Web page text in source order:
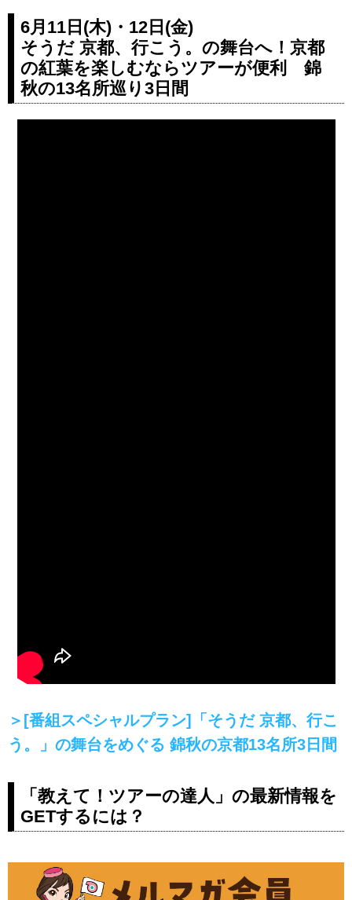
6月11日(木)・12日(金)
そうだ 京都、行こう。の舞台へ！京都
の紅葉を楽しむならツアーが便利 錦
秋の13名所巡り3日間
＞[番組スペシャルプラン]「そうだ 京都、行こ
う。」の舞台をめぐる 錦秋の京都13名所3日間
「教えて！ツアーの達人」の最新情報を
GETするには？